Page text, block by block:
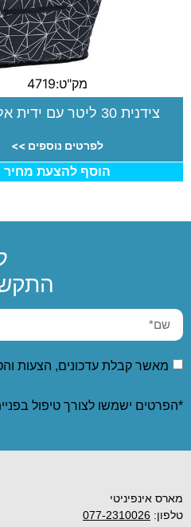
מק"ט:4719
צידנית 30 ליטר עם ידית אלומיניום
לפרטים נוספים >>
הוסף להצעת מחיר
מאשר קבלת עדכונים, הצעות
*הפרטים ישמשו לצורך טיפול
מארס אינפיניטי
טלפון: 077-2310026